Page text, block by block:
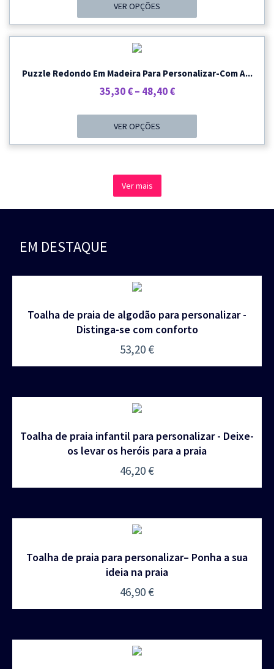
VER OPÇÕES
Puzzle Redondo Em Madeira Para Personalizar-Com A...
35,30€ – 48,40€Price
Through
VER OPÇÕES
Ver mais
EM DESTAQUE
Toalha de praia de algodão para personalizar -
Distinga-se com conforto
53,20 €
Toalha de praia infantil para personalizar - Deixe-
os levar os heróis para a praia
46,20 €
Toalha de praia para personalizar– Ponha a sua
ideia na praia
46,90 €